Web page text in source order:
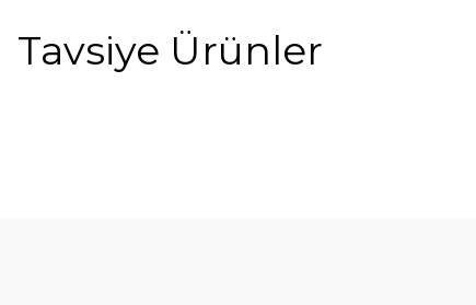
Tavsiye Ürünler